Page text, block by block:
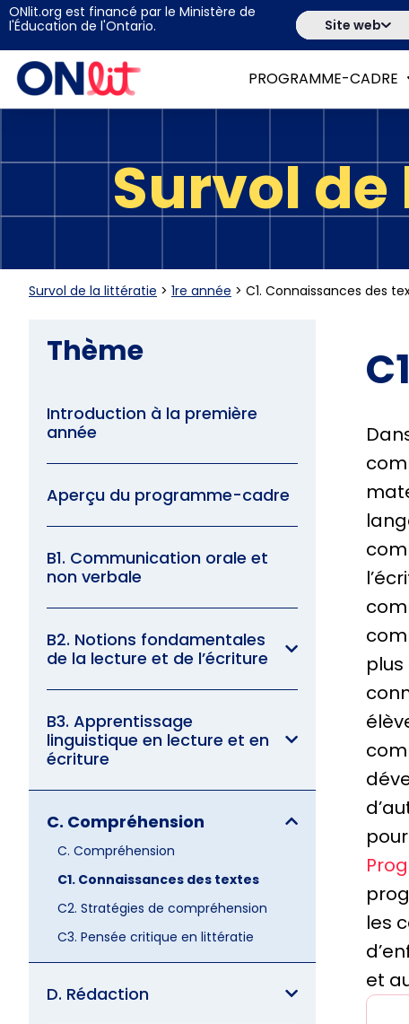
ONlit.org est financé par le Ministère de
l'Éducation de l'Ontario.
Site web
PROGRAMME-CADRE
Survol
Survol de la littératie > 1re année > C1. Connaissances des
Thème
Introduction à la première
année
Aperçu du programme-cadre
B1. Communication orale et
non verbale
B2. Notions fondamentales
de la lecture et de l’écriture
B3. Apprentissage
linguistique en lecture et en
écriture
C. Compréhension
C. Compréhension
C1. Connaissances des textes
C2. Stratégies de compréhension
C3. Pensée critique en littératie
D. Rédaction
les
et